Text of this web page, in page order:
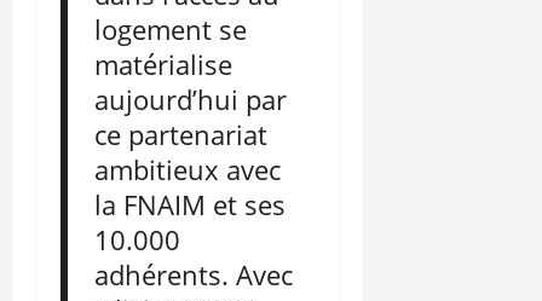
logement se
matérialise
aujourd’hui par
ce partenariat
ambitieux avec
la FNAIM et ses
10.000
adhérents. Avec